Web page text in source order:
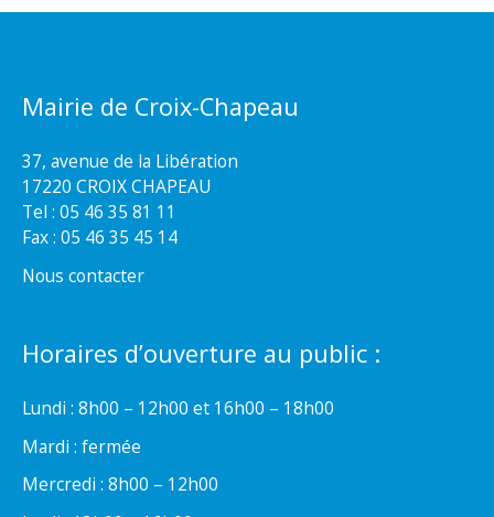
Mairie de Croix-Chapeau
37, avenue de la Libération
17220 CROIX CHAPEAU
Tel : 05 46 35 81 11
Fax : 05 46 35 45 14
Nous contacter
Horaires d’ouverture au public :
Lundi : 8h00 – 12h00 et 16h00 – 18h00
Mardi : fermée
Mercredi : 8h00 – 12h00